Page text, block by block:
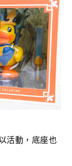
活動，底座也